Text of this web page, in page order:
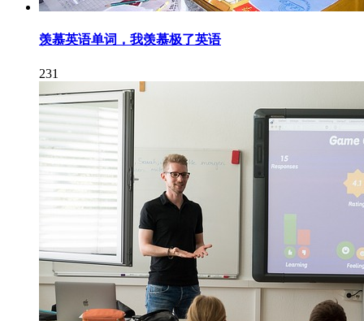
羡慕英语单词，我羡慕极了英语
231